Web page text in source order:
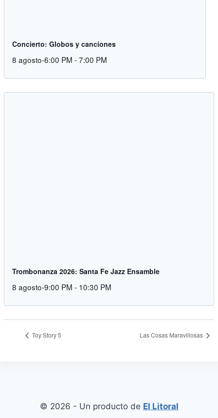
Concierto: Globos y canciones
8 agosto-6:00 PM -7:00 PM
Trombonanza 2026: Santa Fe Jazz Ensamble
8 agosto-9:00 PM - 10:30 PM
Toy Story 5 Las Cosas Maravillosas
© 2026 - Un producto de El Litoral